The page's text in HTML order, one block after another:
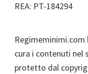
REA: PT-184294
Regimeminimi.com
cura i contenuti nel
protetto dal